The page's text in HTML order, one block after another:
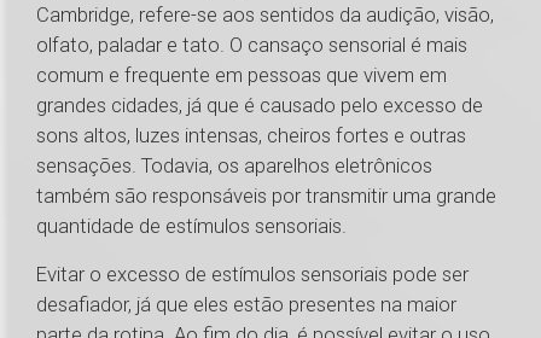
Cambridge, refere-se aos sentidos da audição, visão,
olfato, paladar e tato. O cansaço sensorial é mais
comum e frequente em pessoas que vivem em
grandes cidades, já que é causado pelo excesso de
sons altos, luzes intensas, cheiros fortes e outras
sensações. Todavia, os aparelhos eletrônicos
também são responsáveis por transmitir uma grande
quantidade de estímulos sensoriais.
Evitar o excesso de estímulos sensoriais pode ser
desafiador, já que eles estão presentes na maior